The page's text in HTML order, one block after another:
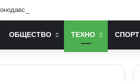
що запропонували депутати
ОБЩЕСТВО ТЕХНО СПОРТ